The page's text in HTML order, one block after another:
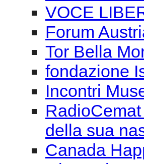
VOCE
Forum
Tor Bella
fondazione
Incontri
della sua
Canada